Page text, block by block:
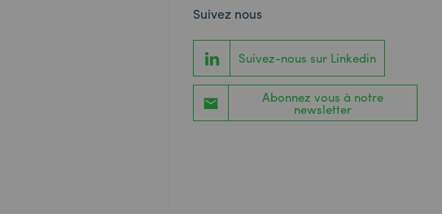
Suivez nous
Suivez-nous sur Linkedin
Abonnez vous à notre
newsletter